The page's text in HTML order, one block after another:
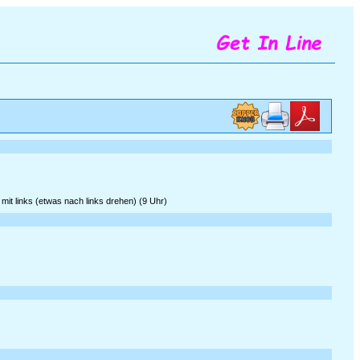
links (etwas nach links drehen) (9 Uhr)